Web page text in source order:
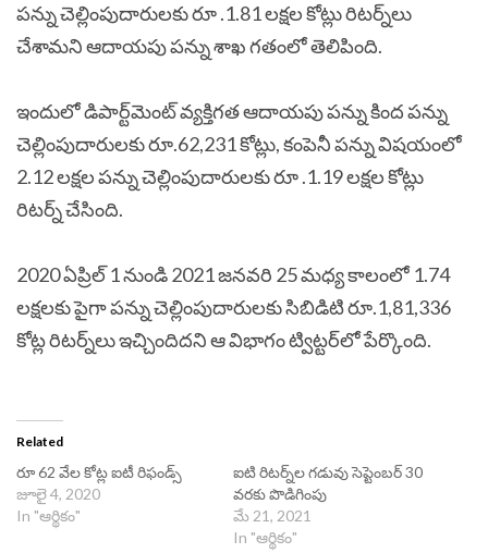
పన్ను చెల్లింపుదారులకు రూ .1.81 లక్షల కోట్లు రిటర్న్‌లు
చేశామని ఆదాయపు పన్ను శాఖ గతంలో తెలిపింది.
ఇందులో డిపార్ట్‌మెంట్ వ్యక్తిగత ఆదాయపు పన్ను కింద పన్ను
చెల్లింపుదారులకు రూ.62,231 కోట్లు, కంపెనీ పన్ను విషయంలో
2.12 లక్షల పన్ను చెల్లింపుదారులకు రూ .1.19 లక్షల కోట్లు
రిటర్న్ చేసింది.
2020 ఏప్రిల్ 1 నుండి 2021 జనవరి 25 మధ్య కాలంలో 1.74
లక్షలకు పైగా పన్ను చెల్లింపుదారులకు సిబిడిటి రూ.1,81,336
కోట్ల రిటర్న్‌లు ఇచ్చిందిదని ఆ విభాగం ట్విట్టర్‌లో పేర్కొంది.
Related
రూ 62 వేల కోట్ల ఐటీ రిఫండ్స్‌
జూలై 4, 2020
In "ఆర్థికం"
ఐటి రిటర్న్‌ల గడువు సెప్టెంబర్ 30
వరకు పొడిగింపు
మే 21, 2021
In "ఆర్థికం"